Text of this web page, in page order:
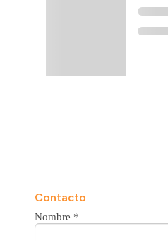
Contacto
Nombre *